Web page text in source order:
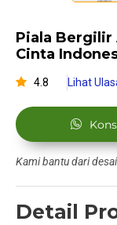
Piala Bergilir
Cinta
4.8 Lihat
Kami bantu dari
Detail